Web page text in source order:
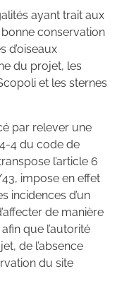
ayant trait aux
conservation
d’oiseaux
du projet, les
et les sternes
par relever une
4 du code de
l’article 6
impose en effet
incidences d’un
de manière
que l’autorité
de l’absence
du site